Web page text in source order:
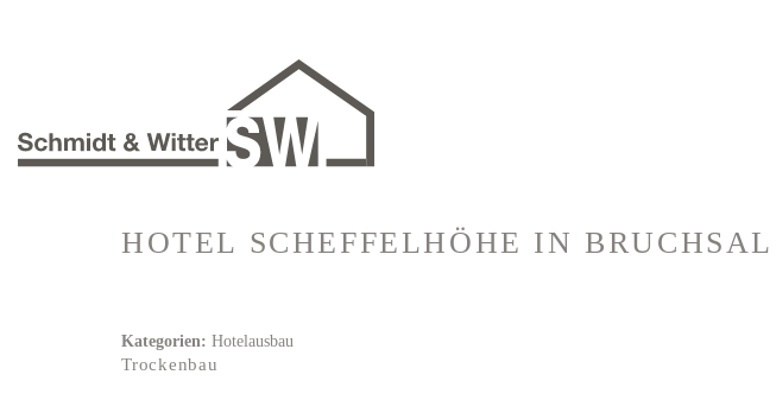
HOTEL SCHEFFELHÖHE IN BRUCHSAL
Kategorien: Hotelausbau
Trockenbau